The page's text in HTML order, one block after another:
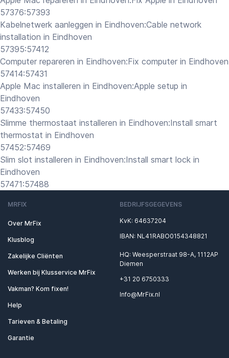
57376:57393
Kabelnetwerk aanleggen in Eindhoven:Cable network
installation in Eindhoven
57395:57412
Computer repareren in Eindhoven:Fix computer in Eindhoven
57414:57431
Apple Mac installeren in Eindhoven:Apple setup in
Eindhoven
57433:57450
Slimme thermostaat installeren in Eindhoven:Install smart
thermostat in Eindhoven
57452:57469
Slim slot installeren in Eindhoven:Install smart lock in
Eindhoven
57471:57488
MRFIX
Over MrFix
Klusblog
Zakelijke Cliënten
Werken bij Klusservice MrFix
Vakman? Kom fixen!
Help
Tarieven & Betaling
Garantie
BEDRIJFSGEGEVENS
KvK: 64637204
IBAN: NL41RABO0154348821
HQ: Weesperstraat 98-A, 1112AP
Diemen
+31 20 6750333
Info@MrFix.nl